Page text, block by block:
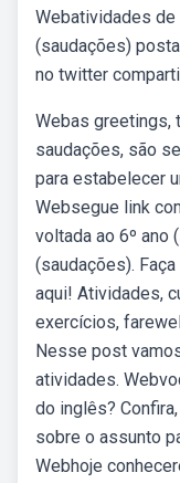
Webatividades
(saudações)
no twitter
Webas greetings,
saudações, são
para estabelecer
Websegue link
voltada ao 6º ano
(saudações).
aqui! Atividades,
exercícios,
Nesse post
atividades.
do inglês?
sobre o assunto
Webhoje